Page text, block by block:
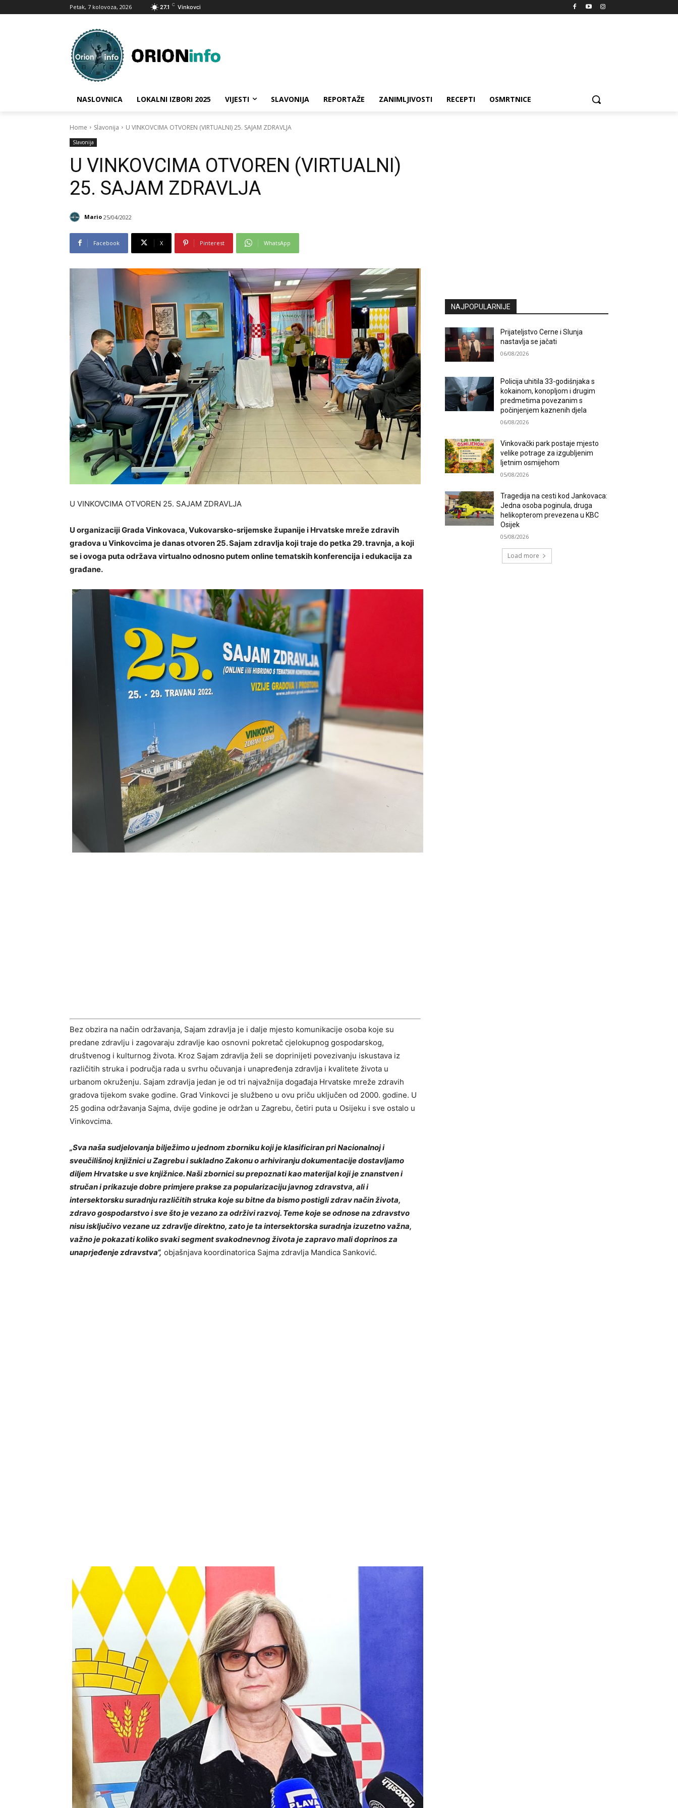
Petak, 7 kolovoza, 2026 27.1 C Vinkovci
NASLOVNICA LOKALNI IZBORI 2025 VIJESTI SLAVONIJA REPORTAŽE ZANIMLJIVOSTI RECEPTI OSMRTNICE
Home Slavonija U VINKOVCIMA OTVOREN (VIRTUALNI) 25. SAJAM ZDRAVLJA
Slavonija
U VINKOVCIMA OTVOREN (VIRTUALNI)
25. SAJAM ZDRAVLJA
Mario 25/04/2022
Facebook X Pinterest WhatsApp
U VINKOVCIMA OTVOREN 25. SAJAM ZDRAVLJA
U organizaciji Grada Vinkovaca, Vukovarsko-srijemske županije i Hrvatske mreže zdravih
gradova u Vinkovcima je danas otvoren 25. Sajam zdravlja koji traje do petka 29. travnja, a koji
se i ovoga puta održava virtualno odnosno putem online tematskih konferencija i edukacija za
građane.
Bez obzira na način održavanja, Sajam zdravlja je i dalje mjesto komunikacije osoba koje su
predane zdravlju i zagovaraju zdravlje kao osnovni pokretač cjelokupnog gospodarskog,
društvenog i kulturnog života. Kroz Sajam zdravlja želi se doprinijeti povezivanju iskustava iz
različitih struka i područja rada u svrhu očuvanja i unapređenja zdravlja i kvalitete života u
urbanom okruženju. Sajam zdravlja jedan je od tri najvažnija događaja Hrvatske mreže zdravih
gradova tijekom svake godine. Grad Vinkovci je službeno u ovu priču uključen od 2000. godine. U
25 godina održavanja Sajma, dvije godine je održan u Zagrebu, četiri puta u Osijeku i sve ostalo u
Vinkovcima.
„Sva naša sudjelovanja bilježimo u jednom zborniku koji je klasificiran pri Nacionalnoj i
sveučilišnoj knjižnici u Zagrebu i sukladno Zakonu o arhiviranju dokumentacije dostavljamo
diljem Hrvatske u sve knjižnice. Naši zbornici su prepoznati kao materijal koji je znanstven i
stručan i prikazuje dobre primjere prakse za popularizaciju javnog zdravstva, ali i
intersektorsku suradnju različitih struka koje su bitne da bismo postigli zdrav način života,
zdravo gospodarstvo i sve što je vezano za održivi razvoj. Teme koje se odnose na zdravstvo
nisu isključivo vezane uz zdravlje direktno, zato je ta intersektorska suradnja izuzetno važna,
važno je pokazati koliko svaki segment svakodnevnog života je zapravo mali doprinos za
unaprjeđenje zdravstva“, objašnjava koordinatorica Sajma zdravlja Mandica Sanković.
NAJPOPULARNIJE
Prijateljstvo Cerne i Slunja
nastavlja se jačati
06/08/2026
Policija uhitila 33-godišnjaka s
kokainom, konopljom i drugim
predmetima povezanim s
počinjenjem kaznenih djela
06/08/2026
Vinkovački park postaje mjesto
velike potrage za izgubljenim
ljetnim osmijehom
05/08/2026
Tragedija na cesti kod Jankovaca:
Jedna osoba poginula, druga
helikopterom prevezena u KBC
Osijek
05/08/2026
Load more